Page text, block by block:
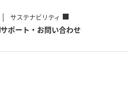
サステナビリティ
サポート・お問い合わせ